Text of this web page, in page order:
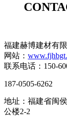
福建赫博建材有
网站：
联系电话：150-
187-0505-6262
地址：福建省闽
公楼2-2